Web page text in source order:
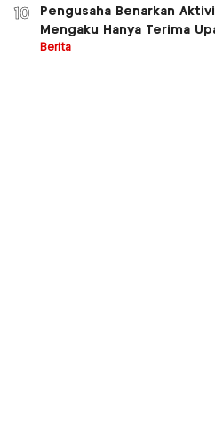
10
Pengusaha Benarkan
Mengaku Hanya Terima
Berita